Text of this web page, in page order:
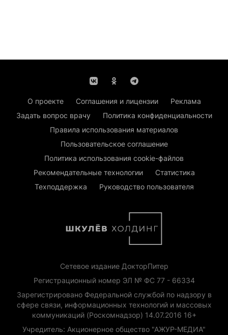
О проекте Соглашения и лицензии
Реклама
Задать вопрос врачу
Политика конфиденциальности
Правила использования материалов
Пользовательское соглашение
Политика использования cookie-файлов
Рекомендательные технологии
Статистика
Техподдержка
Руководство пользователя
Сетевое издание ДокторПитер
Регистрационный номер ЭЛ № ФС 77 - 66334
Зарегистрировано Федеральной службой по надзору в
сфере связи, информационных технологий и массовых
коммуникаций (Роскомнадзор) 14.07.2016 16+
Учредитель: Акционерное общество "АЖУР-МЕДИА"